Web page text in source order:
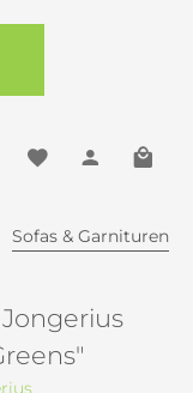
Sofas & Garnituren